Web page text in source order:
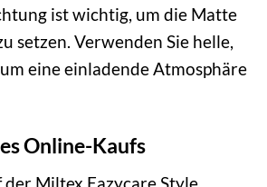
ist wichtig, um die Matte
setzen. Verwenden Sie helle,
eine einladende Atmosphäre
Online-Kaufs
Miltex Eazycare Style